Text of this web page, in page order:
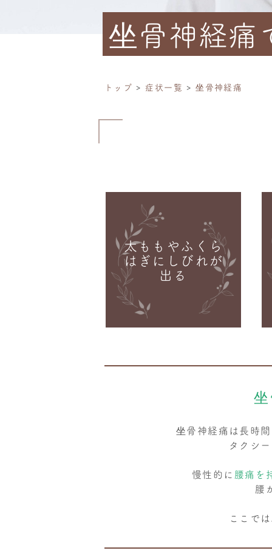
坐骨神経痛
トップ 症状一覧 坐骨神経痛
太ももやふくら
はぎにしびれが
出る
坐骨神経痛は長時
タクシ
慢性的に 腰痛を
腰
ここで